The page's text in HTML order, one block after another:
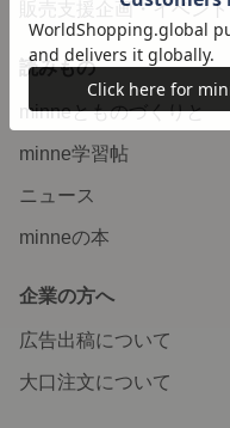
販売支援企画・イベント
読みもの
minneとものづくりと
minne学習帖
ニュース
minneの本
企業の方へ
広告出稿について
大口注文について